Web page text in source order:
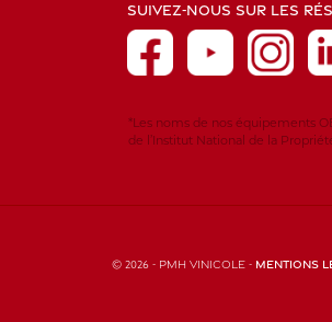
SUIVEZ-NOUS SUR LES
*Les noms de nos équipements
de l’Institut National de la
© 2026 - PMH Vinicole - Mentions